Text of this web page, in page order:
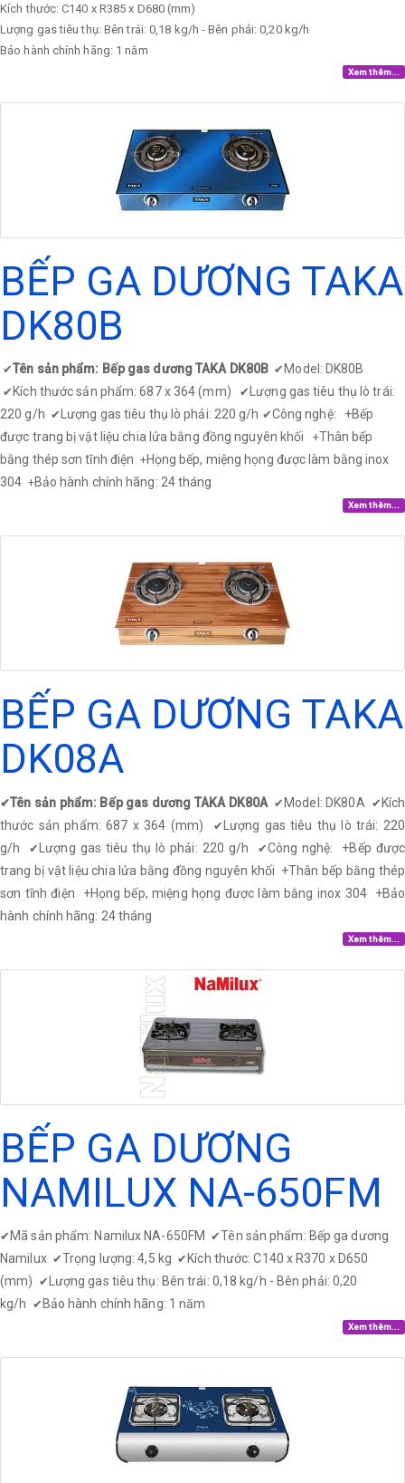
Kích thước: C140 x R385 x D680 (mm)
Lượng gas tiêu thụ: Bên trái: 0,18 kg/h - Bên phải: 0,20 kg/h
Bảo hành chính hãng: 1 năm
Xem thêm...
BẾP GA DƯƠNG TAKA
DK80B
✔Tên sản phẩm: Bếp gas dương TAKA DK80B ✔ Model: DK80B
✔ Kích thước sản phẩm: 687 x 364 (mm) ✔
Lượng gas tiêu thụ lò trái:
220 g/h ✔ Lượng gas tiêu thụ lò phải: 220 g/h ✔Công nghệ: +Bếp
được trang bị vật liệu chia lửa bằng đồng nguyên khối +Thân bếp
bằng thép sơn tĩnh điện +Họng bếp, miệng họng được làm bằng inox
304 +Bảo hành chính hãng: 24 tháng
Xem thêm...
BẾP GA DƯƠNG TAKA
DK08A
✔Tên sản phẩm: Bếp gas dương TAKA DK80A ✔Model: DK80A ✔Kích
thước sản phẩm: 687 x 364 (mm)
✔Lượng gas tiêu thụ lò trái: 220
g/h ✔Lượng gas tiêu thụ lò phải: 220 g/h ✔Công nghệ: +Bếp được
trang bị vật liệu chia lửa bằng đồng nguyên khối +Thân bếp bằng thép
sơn tĩnh điện +Họng bếp, miệng họng được làm bằng inox 304 +Bảo
hành chính hãng: 24 tháng
Xem thêm...
BẾP GA DƯƠNG
NAMILUX NA-650FM
✔ Mã sản phẩm: Namilux NA-650FM ✔Tên sản phẩm: Bếp ga dương
Namilux ✔Trọng lượng: 4,5 kg ✔ Kích thước: C140 x R370 x D650
(mm) ✔
Lượng gas tiêu thụ: Bên trái: 0,18 kg/h - Bên phải: 0,20
kg/h ✔ Bảo hành chính hãng: 1 năm
Xem thêm...